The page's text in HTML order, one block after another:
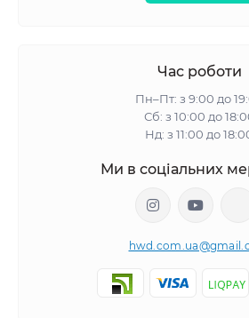
Час роботи
Пн–Пт: з 9:00 до
Сб: з 10:00 до
Нд: з 11:00 до
Ми в соціальних